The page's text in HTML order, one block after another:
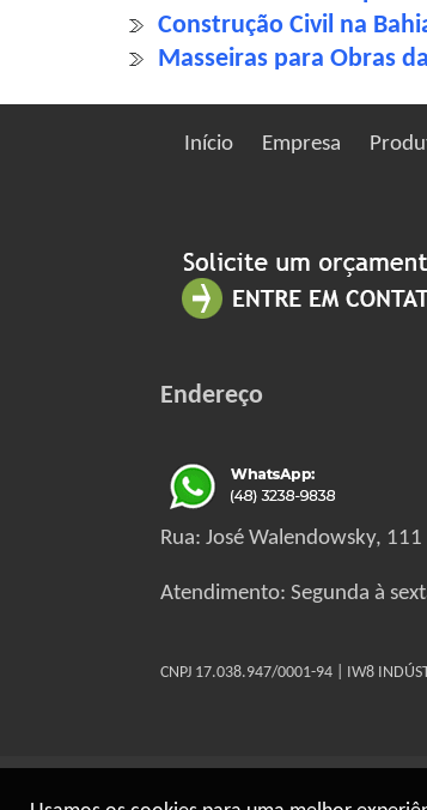
Construção Civil na
Masseiras para Obras
Início Empresa
Endereço
Rua: José Walendowsky,
Atendimento: Segunda à
CNPJ 17.038.947/0001-94 | IW8